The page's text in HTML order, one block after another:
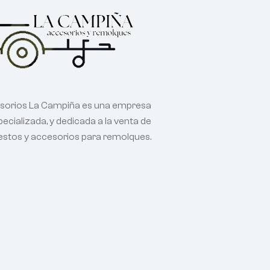
La Campiña es una empresa
y dedicada a la venta de
y accesorios para remolques.